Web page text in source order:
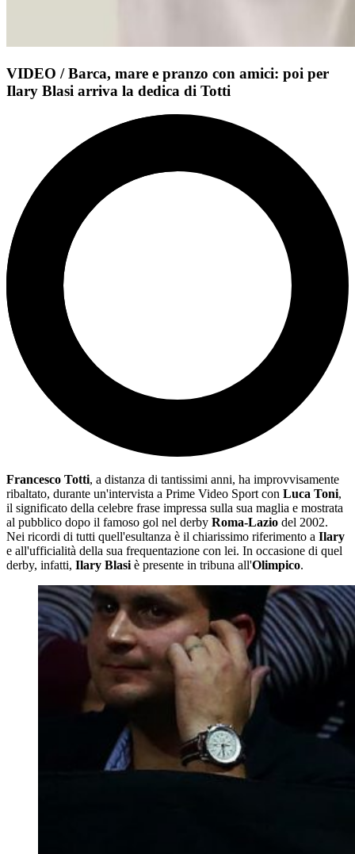
VIDEO / Barca, mare e pranzo con amici: poi per
Ilary Blasi arriva la dedica di Totti
Francesco Totti, a distanza di tantissimi anni, ha improvvisamente
ribaltato, durante un'intervista a Prime Video Sport con Luca Toni,
il significato della celebre frase impressa sulla sua maglia e mostrata
al pubblico dopo il famoso gol nel derby Roma-Lazio del 2002.
Nei ricordi di tutti quell'esultanza è il chiarissimo riferimento a Ilary
e all'ufficialità della sua frequentazione con lei. In occasione di quel
derby, infatti, Ilary Blasi è presente in tribuna all'Olimpico.